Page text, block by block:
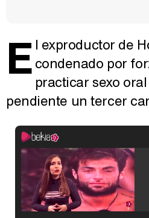
E l exproductor de
condenado por
practicar sexo
pendiente un tercer